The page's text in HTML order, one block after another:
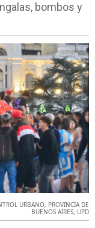
bombos y
URBANO, PROVINCIA DE
BUENOS AIRES, UPD